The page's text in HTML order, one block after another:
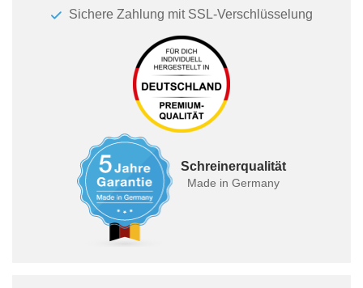
Sichere Zahlung mit SSL-Verschlüsselung
Schreinerqualität
Made in Germany